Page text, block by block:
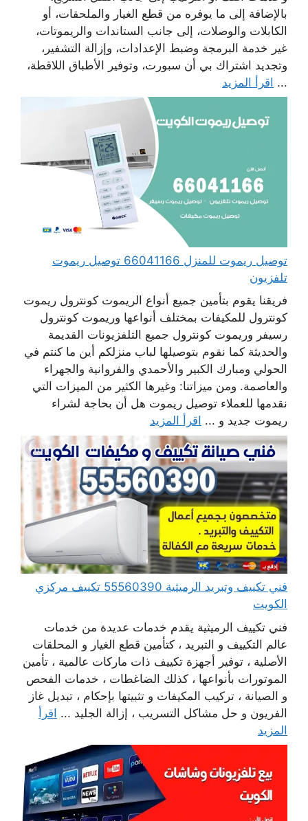
بالإضافة إلى ما يوفره من قطع الغيار والملحقات، أو
الكابلات والوصلات، إلى جانب الستاندات والريموتات،
غير خدمة البرمجة وضبط الإعدادات، وإزالة التشفير،
وتجديد اشتراك بي أن سبورت، وتوفير الأطباق اللاقطة،
... اقرأ المزيد
توصيل ريموت للمنزل 66041166 توصيل ريموت
تلفزيون
فريقنا يقوم بتأمين جميع أنواع الريموت كونترول ريموت
كونترول للمكيفات بمختلف أنواعها وريموت كونترول
رسيفر وريموت كونترول جميع التلفزيونات القديمة
والحديثة كما نقوم بتوصيلها لباب منزلكم أين ما كنتم في
الحولي ومبارك الكبير والأحمدي والفروانية والجهراء
والعاصمة. ومن ميزاتنا: وغيرها الكثير من الميزات التي
نقدمها للعملاء توصيل ريموت هل أن بحاجة لشراء
ريموت جديد و ... اقرأ المزيد
فني تكييف وتبريد الرميثية 55560390 تكييف مركزي
الكويت
فني تكييف الرميثية يقدم خدمات عديدة من خدمات
عالم التكييف و التبريد ، كتأمين قطع الغيار و المحلقات
الأصلية ، توفير أجهزة تكييف ذات ماركات عالمية ، تأمين
الموتورات بأنواعها ، كذلك الضاغطات ، خدمات الفحص
و الصيانة ، تركيب المكيفات و تثبيتها بإحكام ، تبديل غاز
الفريون و حل مشاكل التسريب ، إزالة الجليد ... اقرأ
المزيد